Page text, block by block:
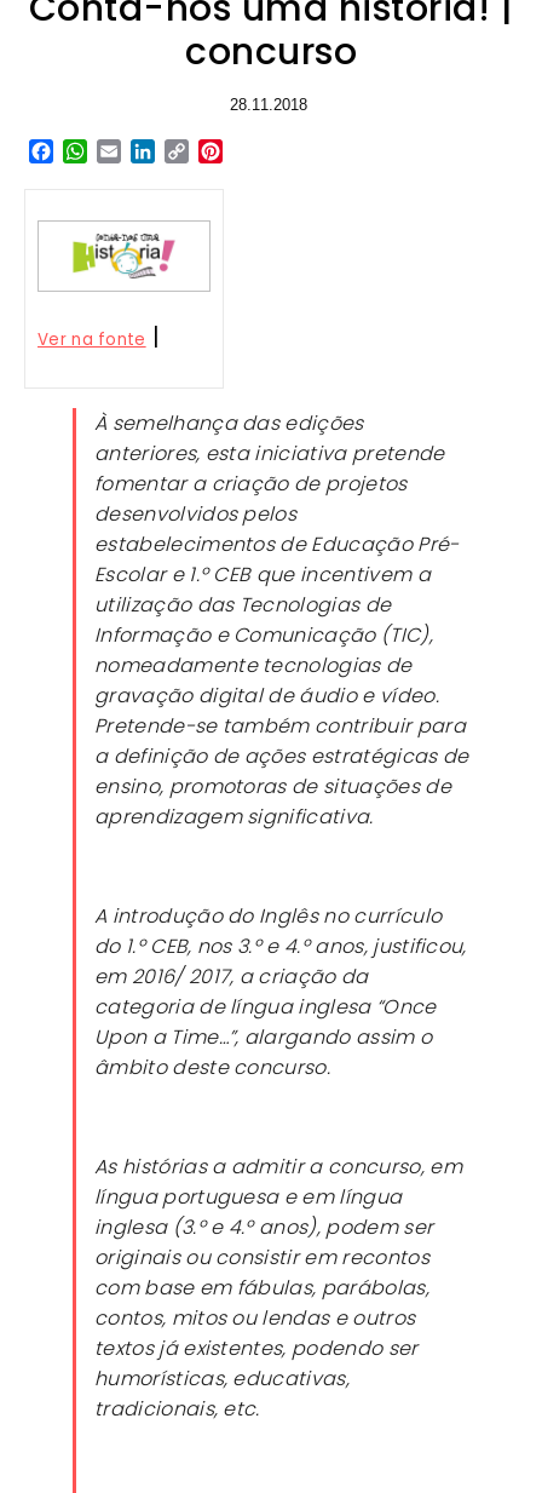
concurso
28.11.2018
Facebook
WhatsApp
EmailLinkedIn
Copy
Ver na fonte
À semelhança das edições
anteriores, esta iniciativa pretende
fomentar a criação de projetos
desenvolvidos pelos
estabelecimentos de Educação Pré-
Escolar e 1.º CEB que incentivem a
utilização das Tecnologias de
Informação e Comunicação (TIC),
nomeadamente tecnologias de
gravação digital de áudio e vídeo.
Pretende-se também contribuir para
a definição de ações estratégicas de
ensino, promotoras de situações de
aprendizagem significativa.
A introdução do Inglês no currículo
do 1.º CEB, nos 3.º e 4.º anos, justificou,
em 2016/ 2017, a criação da
categoria de língua inglesa “Once
Upon a Time…”, alargando assim o
âmbito deste concurso.
As histórias a admitir a concurso, em
língua portuguesa e em língua
inglesa (3.º e 4.º anos), podem ser
originais ou consistir em recontos
com base em fábulas, parábolas,
contos, mitos ou lendas e outros
textos já existentes, podendo ser
humorísticas, educativas,
tradicionais, etc.